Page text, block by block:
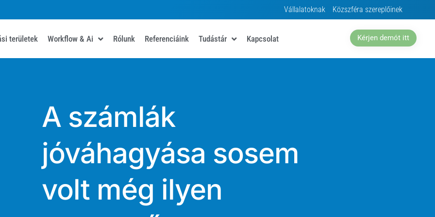
Vállalatoknak Közszféra szereplőinek
területek Workflow & Ai Rólunk Referenciáink Tudástár Kapcsolat Kérjen demót itt
A számlák
jóváhagyása sosem
volt még ilyen